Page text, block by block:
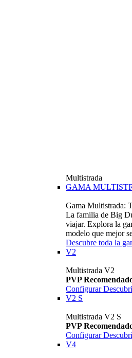
Multistrada
GAMA
Gama Multistrada:
La familia de Big
viajar. Explora la
modelo que mejor
Descubre toda la
V2
Multistrada V2
PVP
Configurar
V2 S
Multistrada V2 S
PVP
Configurar
V4